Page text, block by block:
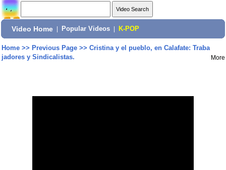
Video Home Popular Videos K-POP
Home>> Previous Page>> Cristina y el pueblo, en Calafate: Traba
jadores y Sindicalistas.
More